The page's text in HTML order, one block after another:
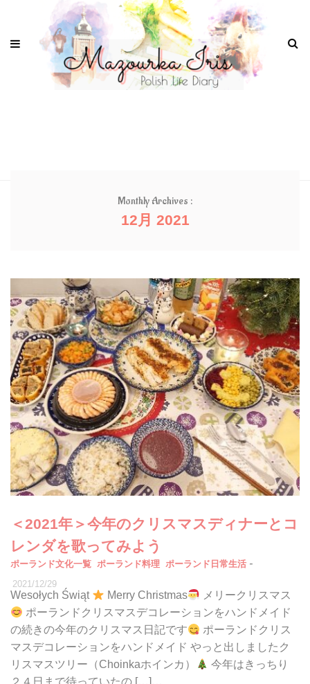
Monthly Archives :
12月 2021
＜2021年＞今年のクリスマスディナーとコ
レンダを歌ってみよう
ポーランド文化一覧 ポーランド料理 ポーランド日常生活 -
2021/12/29
Wesołych Świąt Merry Christmas
メリークリスマス
ポーランドクリスマスデコレーションをハンドメイド
の続きの今年のクリスマス日記です
ポーランドクリス
マスデコレーションをハンドメイド やっと出しましたク
リスマスツリー（Choinkaホインカ）
今年はきっちり